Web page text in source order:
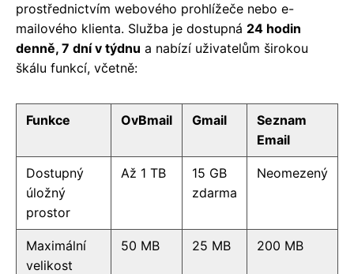
prostřednictvím webového prohlížeče nebo e-
mailového klienta. Služba je dostupná 24 hodin
denně, 7 dní v týdnu a nabízí uživatelům širokou
škálu funkcí, včetně:
Funkce OvBmail Gmail
Seznam
Email
Dostupný
úložný
prostor
Až 1 TB
15 GB
zdarma
Neomezený
Maximální
velikost
50 MB 25 MB 200 MB